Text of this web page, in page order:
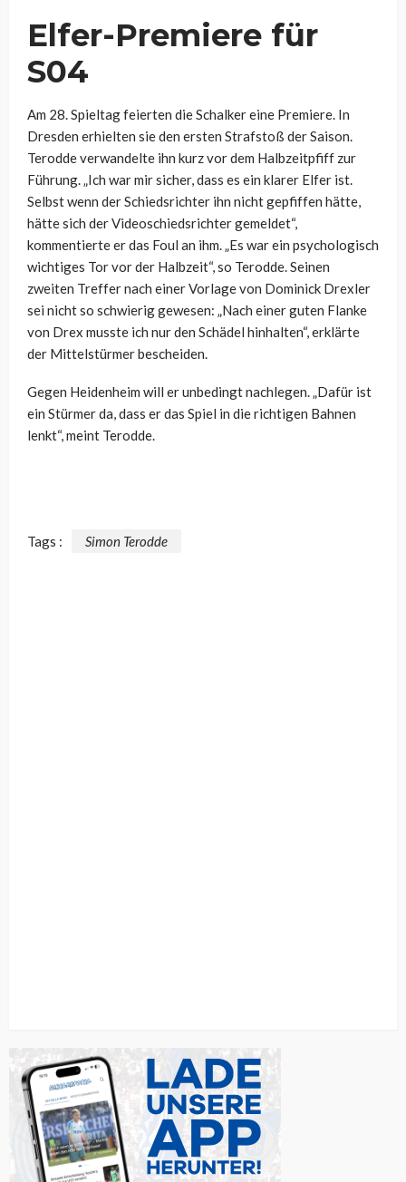
Elfer-Premiere für
S04
Am 28. Spieltag feierten die Schalker eine Premiere. In
Dresden erhielten sie den ersten Strafstoß der Saison.
Terodde verwandelte ihn kurz vor dem Halbzeitpfiff zur
Führung. „Ich war mir sicher, dass es ein klarer Elfer ist.
Selbst wenn der Schiedsrichter ihn nicht gepfiffen hätte,
hätte sich der Videoschiedsrichter gemeldet“,
kommentierte er das Foul an ihm. „Es war ein psychologisch
wichtiges Tor vor der Halbzeit“, so Terodde. Seinen
zweiten Treffer nach einer Vorlage von Dominick Drexler
sei nicht so schwierig gewesen: „Nach einer guten Flanke
von Drex musste ich nur den Schädel hinhalten“, erklärte
der Mittelstürmer bescheiden.
Gegen Heidenheim will er unbedingt nachlegen. „Dafür ist
ein Stürmer da, dass er das Spiel in die richtigen Bahnen
lenkt“, meint Terodde.
Tags : Simon Terodde